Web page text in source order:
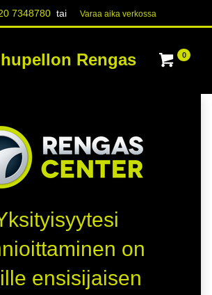
7348780 tai Varaa aika verk​​​​ossa
Rengas 0
on
ensisijaisen